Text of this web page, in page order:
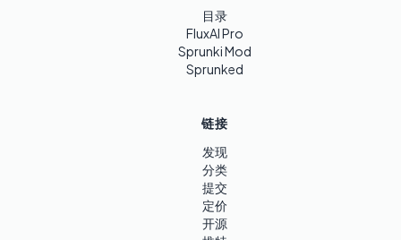
目录
FluxAI Pro
Sprunki Mod
Sprunked
链接
发现
分类
提交
定价
开源